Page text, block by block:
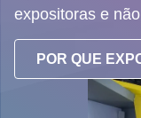
expositoras e
POR QUE